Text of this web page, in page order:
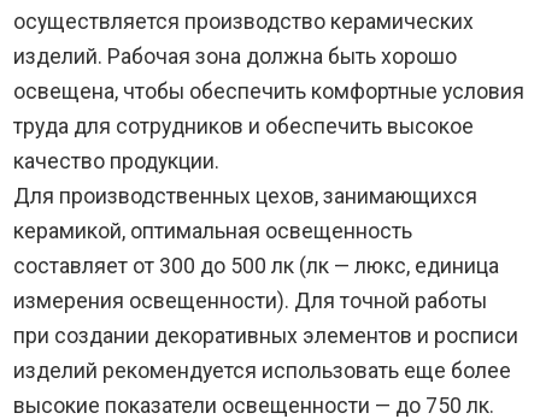
осуществляется производство керамических
изделий. Рабочая зона должна быть хорошо
освещена, чтобы обеспечить комфортные условия
труда для сотрудников и обеспечить высокое
качество продукции.
Для производственных цехов, занимающихся
керамикой, оптимальная освещенность
составляет от 300 до 500 лк (лк — люкс, единица
измерения освещенности). Для точной работы
при создании декоративных элементов и росписи
изделий рекомендуется использовать еще более
высокие показатели освещенности — до 750 лк.